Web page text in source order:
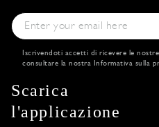
Iscrivendoti accetti di ricevere le
consultare la nostra
Informativa sulla
Scarica
l'applicazione